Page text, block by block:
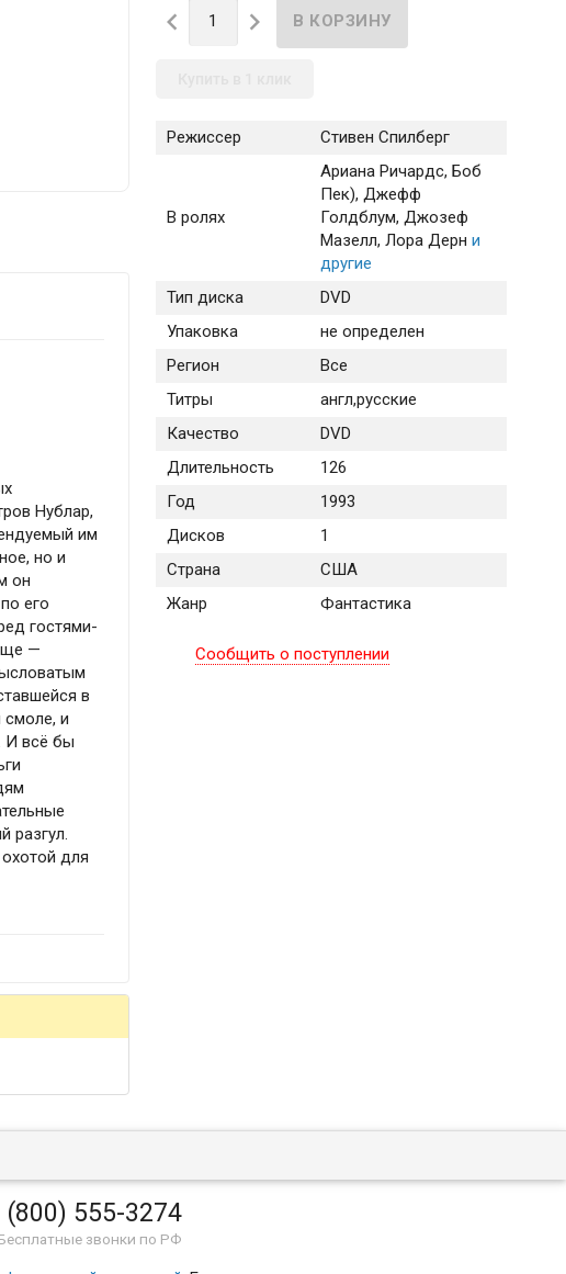
 
Режиссер Стивен Спилберг
В ролях
Ариана Ричардс, Боб
Пек), Джефф
Голдблум, Джозеф
Мазелл, Лора Дерн и
другие
Тип диска
DVD
Упаковка
не определен
Регион
Все
Титры
англ,русские
Качество
DVD
Длительность
126
Год
1993
Дисков
1
Страна
США
Жанр
Фантастика
Сообщить о поступлении
Нублар,
им
но и
он
его
гостями-
—
в
смоле, и
И всё бы
разгул.
для
(800) 555-3274
звонки по РФ